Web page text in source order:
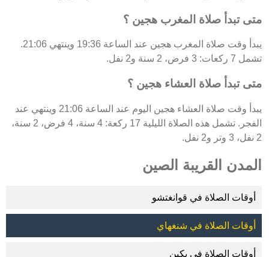
متى تبدأ صلاة المغرب هجين ؟
يبدأ وقت صلاة المغرب هجين عند الساعة 19:36 وينتهي 21:06.
تشمل 7 ركعات: 3 فرض، 2 سنة و2 نفل.
متى تبدأ صلاة العشاء هجين ؟
يبدأ وقت صلاة العشاء هجين اليوم عند الساعة 21:06 وينتهي عند
الفجر. تشمل هذه الصلاة الليلية 17 ركعة: 4 سنة، 4 فرض، 2 سنة،
2 نفل، 3 وتر و2 نفل.
المدن القريبة الصين
أوقات الصلاة في قوانغتشو
أوقات الصلاة في شنغهاي
أوقات الصلاة في بكين